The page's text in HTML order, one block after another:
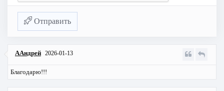
Отправить
ААндрей 2026-01-13
Благодарю!!!